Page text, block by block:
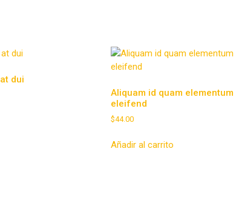
dui
Aliquam id quam elementum
eleifend
$44.00
Añadir al carrito